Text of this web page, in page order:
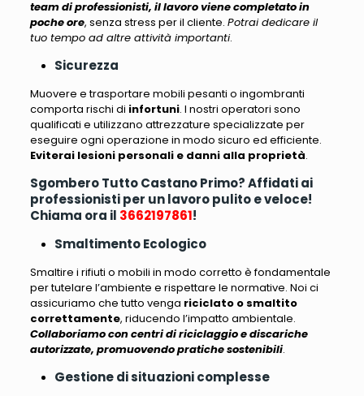
team di professionisti, il lavoro viene completato in
poche ore, senza stress per il cliente. Potrai dedicare il
tuo tempo ad altre attività importanti.
Sicurezza
Muovere e trasportare mobili pesanti o ingombranti
comporta rischi di infortuni. I nostri operatori sono
qualificati e utilizzano attrezzature specializzate per
eseguire ogni operazione in modo sicuro ed efficiente.
Eviterai lesioni personali e danni alla proprietà.
Sgombero Tutto Castano Primo? Affidati ai
professionisti per un lavoro pulito e veloce!
Chiama ora il 3662197861!
Smaltimento Ecologico
Smaltire i rifiuti o mobili in modo corretto è fondamentale
per tutelare l’ambiente e rispettare le normative. Noi ci
assicuriamo che tutto venga riciclato o smaltito
correttamente, riducendo l’impatto ambientale.
Collaboriamo con centri di riciclaggio e discariche
autorizzate, promuovendo pratiche sostenibili.
Gestione di situazioni complesse